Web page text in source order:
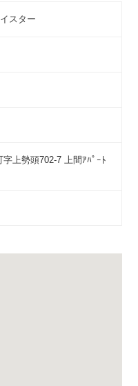
スター
上勢頭702-7 上間ｱﾊﾟｰﾄ